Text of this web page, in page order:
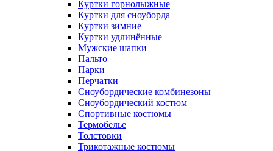
Куртки горнолыжные
Куртки для сноуборда
Куртки зимние
Куртки удлинённые
Мужские шапки
Пальто
Парки
Перчатки
Сноубордические комбинезоны
Сноубордический костюм
Спортивные костюмы
Термобелье
Толстовки
Трикотажные костюмы